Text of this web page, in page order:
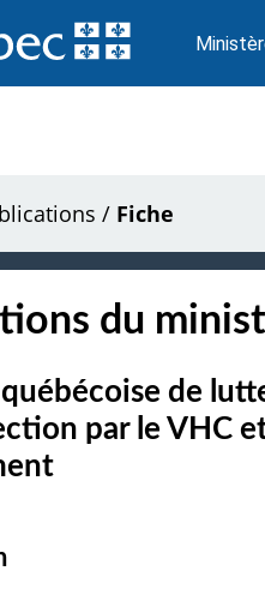
/ Fiche
du
de
par le VHC